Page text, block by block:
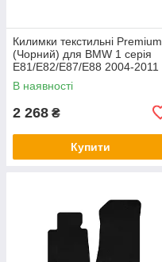
Килимки текстильні Premium
(Чорний) для BMW 1 серія
E81/E82/E87/E88 2004-2011
рр
В наявності
2 268 ₴
Купити